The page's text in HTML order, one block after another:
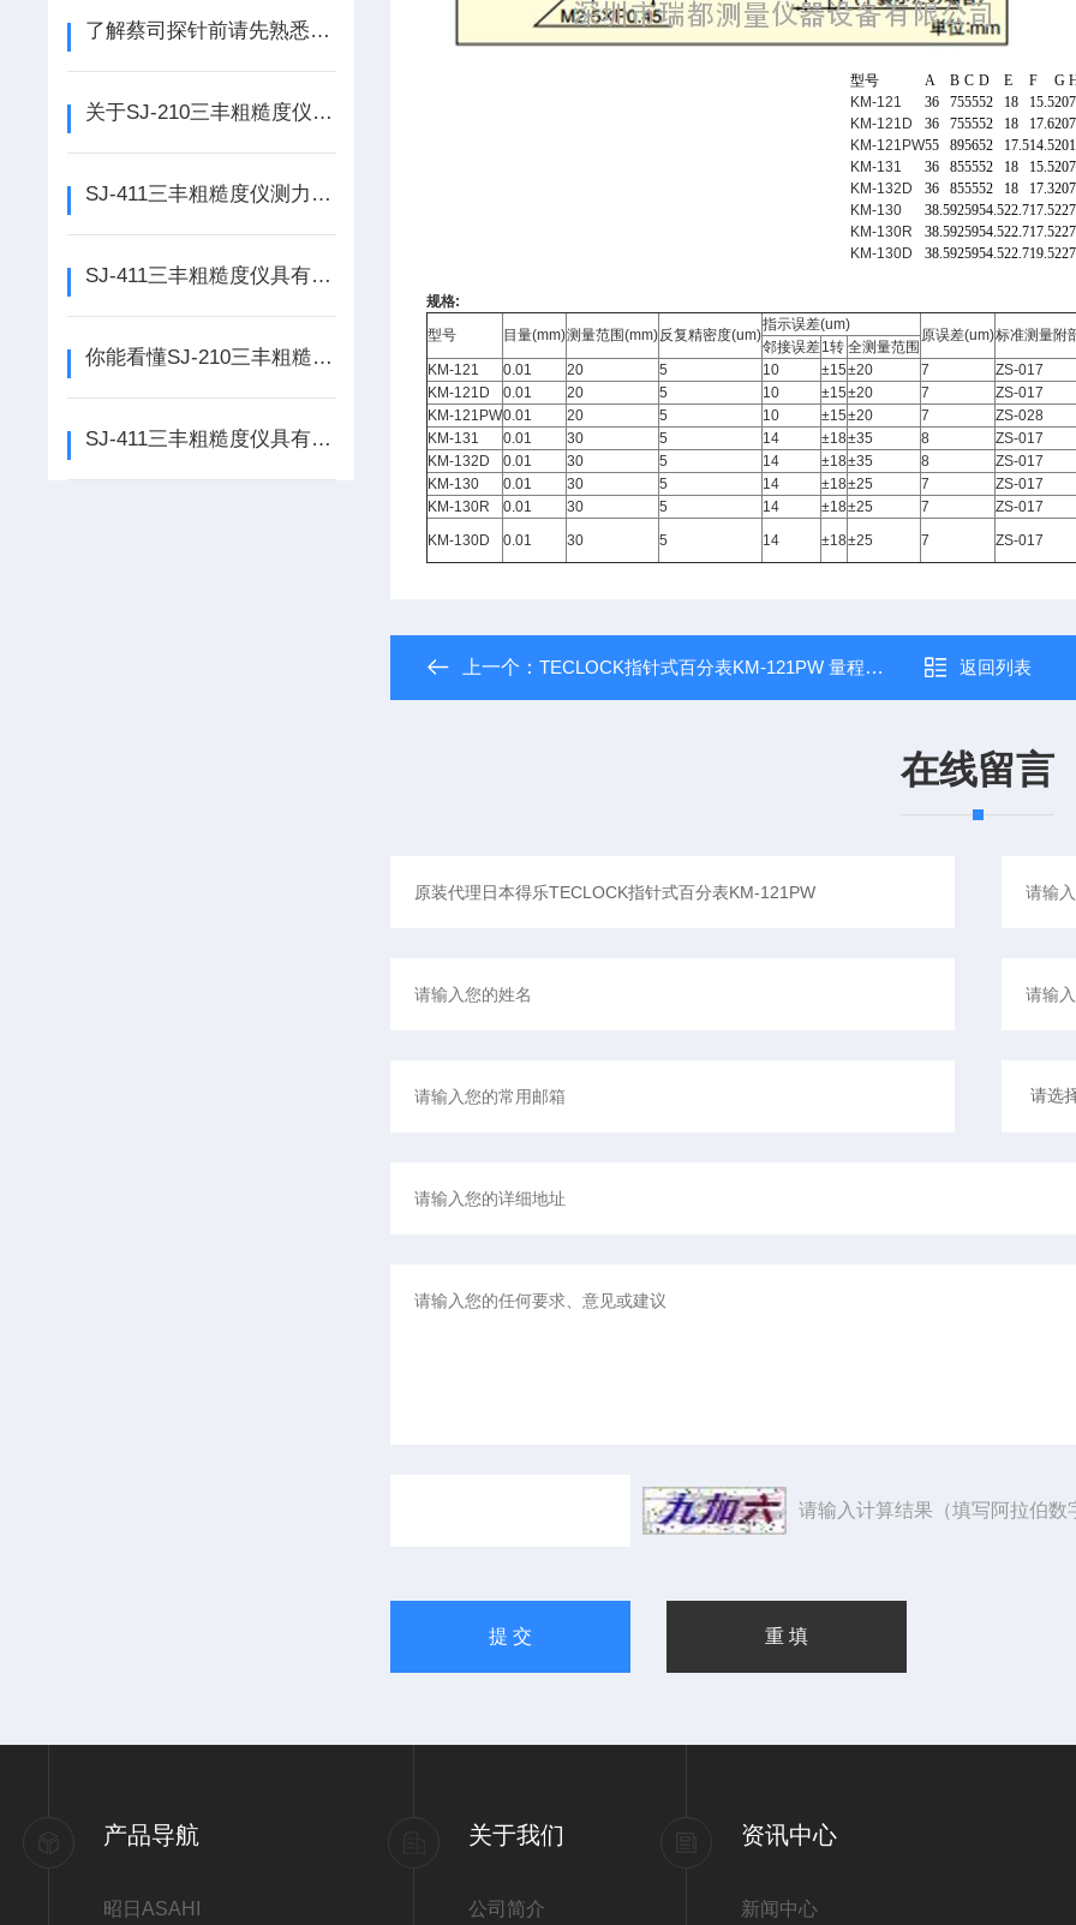
了解蔡司探针前请先熟悉这几个“名词”
关于SJ-210三丰粗糙度仪的准备工作
SJ-411三丰粗糙度仪测力变化对软质材料测量影响
SJ-411三丰粗糙度仪具有测量条件储存功能
你能看懂SJ-210三丰粗糙度仪的曲线图吗？
SJ-411三丰粗糙度仪具有背光功能
型号 A B C D E F G
KM-121
36 755552 18 15.520
KM-121D
36 755552 18 17.620
KM-121PW55 895652 17.514.520
KM-131
36 855552 18 15.520
KM-132D
36 855552 18 17.320
KM-130
38.5925954.522.717.522
KM-130R
38.5925954.522.717.522
KM-130D
38.5925954.522.719.522
规格:
型号
目量(mm)测量范围(mm)反复精密度(um)
指示误差(um)
原误差(um)标准测量附
邻接误差1转 全测量范围
KM-121
0.01 20 5 10 ±15±20 7 ZS-017
KM-121D
0.01 20 5 10 ±15±20 7 ZS-017
KM-121PW0.01 20 5 10 ±15±20 7 ZS-028
KM-131
0.01 30 5 14 ±18±35 8 ZS-017
KM-132D
0.01 30 5 14 ±18±35 8 ZS-017
KM-130
0.01 30 5 14 ±18±25 7 ZS-017
KM-130R
0.01 30 5 14 ±18±25 7 ZS-017
KM-130D
0.01 30 5 14 ±18±25 7 ZS-017
上一个：TECLOCK指针式百分表KM-121PW 量程0-20mm 返回列表
在线留言
请输入计算结果（填写阿拉伯数
产品导航
昭日ASAHI
关于我们
公司简介
资讯中心
新闻中心